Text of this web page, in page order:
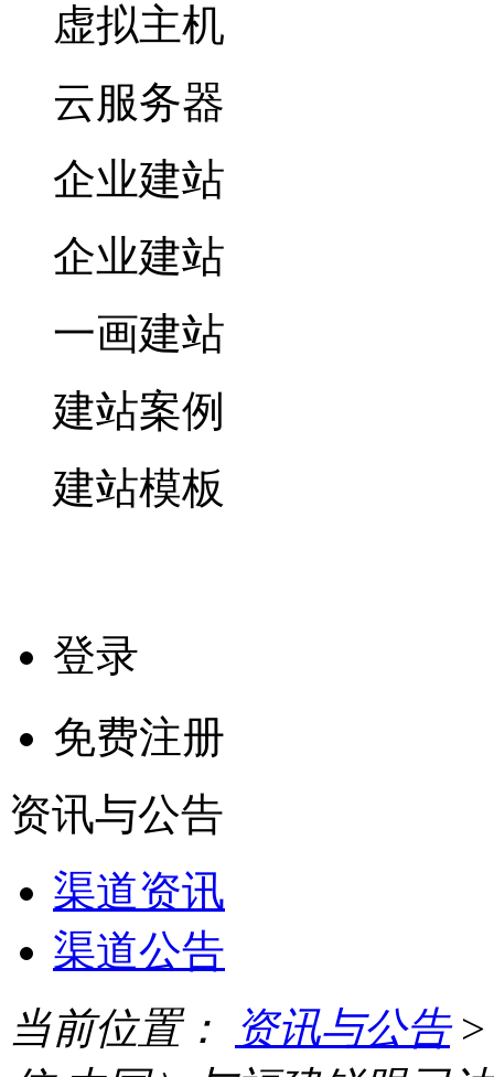
虚拟主机
云服务器
企业建站
企业建站
一画建站
建站案例
建站模板
登录
免费注册
资讯与公告
渠道资讯
渠道公告
当前位置：
资讯与公告